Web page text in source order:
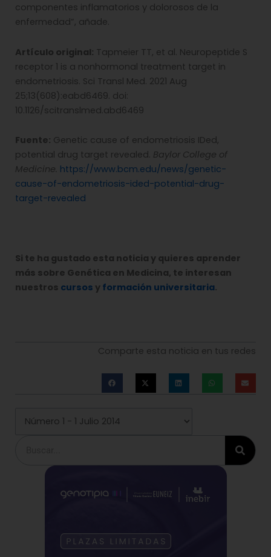
componentes inflamatorios y dolorosos de la
enfermedad”, añade.
Artículo original: Tapmeier TT, et al. Neuropeptide S
receptor 1 is a nonhormonal treatment target in
endometriosis. Sci Transl Med. 2021 Aug
25;13(608):eabd6469. doi:
10.1126/scitranslmed.abd6469
Fuente: Genetic cause of endometriosis IDed,
potential drug target revealed. Baylor College of
Medicine. https://www.bcm.edu/news/genetic-
cause-of-endometriosis-ided-potential-drug-
target-revealed
Si te ha gustado esta noticia y quieres aprender
más sobre Genética en Medicina, te interesan
nuestros cursos y formación universitaria.
Comparte esta noticia en tus redes